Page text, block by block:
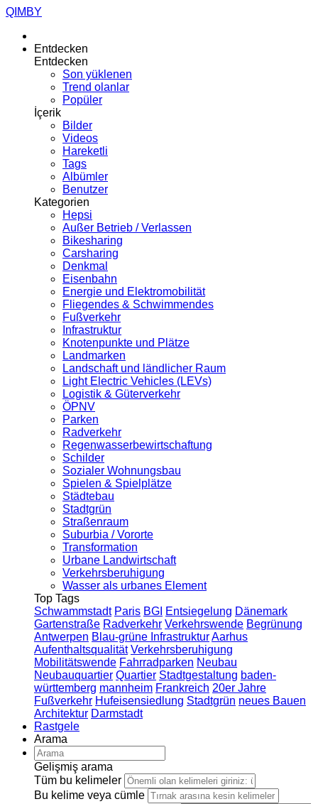
QIMBY
Entdecken
Entdecken
Son yüklenen
Trend olanlar
Popüler
İçerik
Bilder
Videos
Hareketli
Tags
Albümler
Benutzer
Kategorien
Hepsi
Außer Betrieb / Verlassen
Bikesharing
Carsharing
Denkmal
Eisenbahn
Energie und Elektromobilität
Fliegendes & Schwimmendes
Fußverkehr
Infrastruktur
Knotenpunkte und Plätze
Landmarken
Landschaft und ländlicher Raum
Light Electric Vehicles (LEVs)
Logistik & Güterverkehr
ÖPNV
Parken
Radverkehr
Regenwasserbewirtschaftung
Schilder
Sozialer Wohnungsbau
Spielen & Spielplätze
Städtebau
Stadtgrün
Straßenraum
Suburbia / Vororte
Transformation
Urbane Landwirtschaft
Verkehrsberuhigung
Wasser als urbanes Element
Top Tags
Schwammstadt Paris BGI Entsiegelung Dänemark
Gartenstraße Radverkehr Verkehrswende Begrünung
Antwerpen Blau-grüne InfrastrukturAarhus
Aufenthaltsqualität Verkehrsberuhigung
Mobilitätswende Fahrradparken Neubau
Neubauquartier Quartier Stadtgestaltung baden-
württemberg mannheim Frankreich 20er Jahre
Fußverkehr Hufeisensiedlung Stadtgrün neues Bauen
Architektur Darmstadt
Rastgele
Arama
Gelişmiş arama
Tüm bu kelimeler
Bu kelime veya cümle